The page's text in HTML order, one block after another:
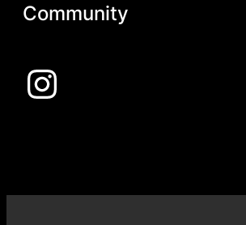
Community
Instagram